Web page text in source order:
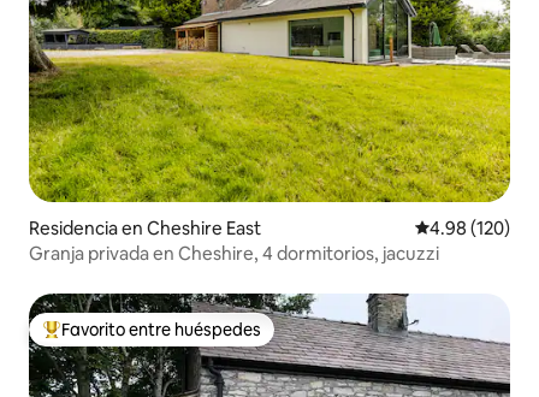
Residencia en Cheshire East Calificación
4.98 (120)
Granja privada en Cheshire, 4 dormitorios, jacuzzi
De los mejores en Favorito entre huéspedes
Favorito entre huéspedes